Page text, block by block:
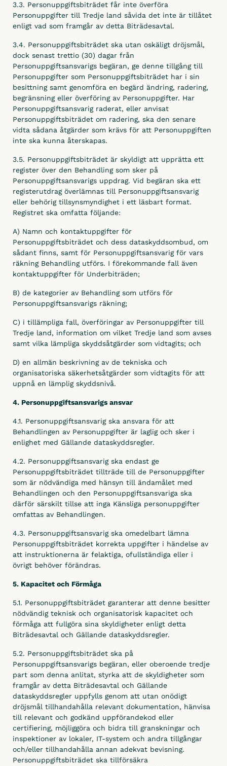
3.3. Personuppgiftsbiträdet får inte överföra
Personuppgifter till Tredje land såvida det inte är tillåtet
enligt vad som framgår av detta Biträdesavtal.
3.4. Personuppgiftsbiträdet ska utan oskäligt dröjsmål,
dock senast trettio (30) dagar från
Personuppgiftsansvarigs begäran, ge denne tillgång till
Personuppgifter som Personuppgiftsbiträdet har i sin
besittning samt genomföra en begärd ändring, radering,
begränsning eller överföring av Personuppgifter. Har
Personuppgiftsansvarig raderat, eller anvisat
Personuppgiftsbiträdet om radering, ska den senare
vidta sådana åtgärder som krävs för att Personuppgiften
inte ska kunna återskapas.
3.5. Personuppgiftsbiträdet är skyldigt att upprätta ett
register över den Behandling som sker på
Personuppgiftsansvarigs uppdrag. Vid begäran ska ett
registerutdrag överlämnas till Personuppgiftsansvarig
eller behörig tillsynsmyndighet i ett läsbart format.
Registret ska omfatta följande:
A) Namn och kontaktuppgifter för
Personuppgiftsbiträdet och dess dataskyddsombud, om
sådant finns, samt för Personuppgiftsansvarig för vars
räkning Behandling utförs. I förekommande fall även
kontaktuppgifter för Underbiträden;
B) de kategorier av Behandling som utförs för
Personuppgiftsansvarigs räkning;
C) i tillämpliga fall, överföringar av Personuppgifter till
Tredje land, information om vilket Tredje land som avses
samt vilka lämpliga skyddsåtgärder som vidtagits; och
D) en allmän beskrivning av de tekniska och
organisatoriska säkerhetsåtgärder som vidtagits för att
uppnå en lämplig skyddsnivå.
4. Personuppgiftsansvarigs ansvar
4.1. Personuppgiftsansvarig ska ansvara för att
Behandlingen av Personuppgifter är laglig och sker i
enlighet med Gällande dataskyddsregler.
4.2. Personuppgiftsansvarig ska endast ge
Personuppgiftsbiträdet tillträde till de Personuppgifter
som är nödvändiga med hänsyn till ändamålet med
Behandlingen och den Personuppgiftsansvariga ska
därför särskilt tillse att inga Känsliga personuppgifter
omfattas av Behandlingen.
4.3. Personuppgiftsansvarig ska omedelbart lämna
Personuppgiftsbiträdet korrekta uppgifter i händelse av
att instruktionerna är felaktiga, ofullständiga eller i
övrigt behöver förändras.
5. Kapacitet och Förmåga
5.1. Personuppgiftsbiträdet garanterar att denne besitter
nödvändig teknisk och organisatorisk kapacitet och
förmåga att fullgöra sina skyldigheter enligt detta
Biträdesavtal och Gällande dataskyddsregler.
5.2. Personuppgiftsbiträdet ska på
Personuppgiftsansvarigs begäran, eller oberoende tredje
part som denna anlitat, styrka att de skyldigheter som
framgår av detta Biträdesavtal och Gällande
dataskyddsregler uppfylls genom att utan onödigt
dröjsmål tillhandahålla relevant dokumentation, hänvisa
till relevant och godkänd uppförandekod eller
certifiering, möjliggöra och bidra till granskningar och
inspektioner av lokaler, IT-system och andra tillgångar
och/eller tillhandahålla annan adekvat bevisning.
Personuppgiftsbiträdet ska tillförsäkra